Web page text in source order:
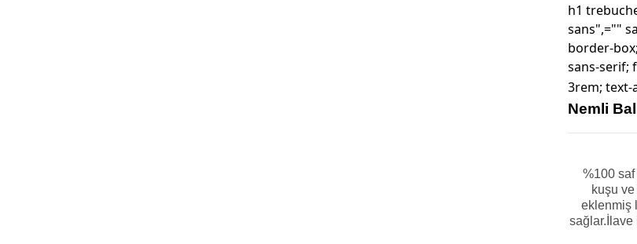
h1
sans",=""
border-
sans-serif;
3rem;
Nemli
%100 saf
kuşu
eklenmiş
sağlar.İlave